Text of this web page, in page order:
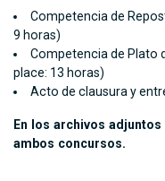
Competencia de
9 horas)
Competencia de Plato
place: 13 horas)
Acto de clausura y
En los archivos
ambos concursos.